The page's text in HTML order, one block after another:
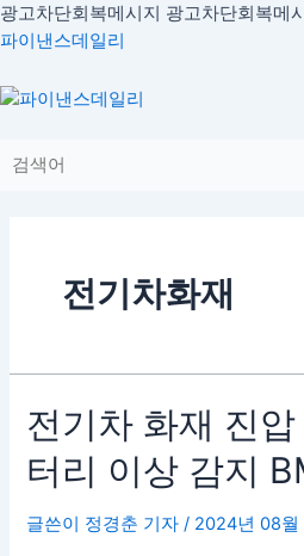
광고차단회복메시지 광고차단회복메
파이낸스데일리
전기차화재
전기차 화재 진
터리 이상 감지
글쓴이 정경춘 기자/ 2024년 08월
전
기
차
재